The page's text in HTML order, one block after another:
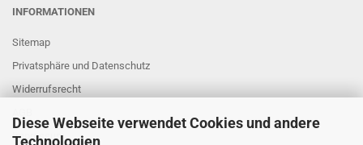
Diese Webseite verwendet Cookies und andere
Technologien
INFORMATIONEN
Sitemap
Privatsphäre und Datenschutz
Widerrufsrecht
Impressum